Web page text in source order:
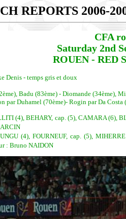
REPORTS 2006-
CFA
Saturday 2nd
ROUEN - RED
Denis - temps gris et doux
Badu (83ème) - Diomande (34ème),
Duhamel (70ème)- Rogin par Da
(4), BEHARY, cap. (5), CAMARA
(4), FOURNEUF, cap. (5),
: Bruno NAIDON